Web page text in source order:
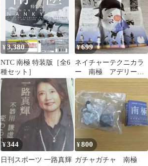
¥3,380
NTC 南極 特装版［全6
種セット］
¥699
ネイチャーテクニカラ
ー 南極 アデリーペ
ンギン フィギュア
置物 未開封
¥344
日刊スポーツ 一路真輝
¥800
ガチャガチャ 南極